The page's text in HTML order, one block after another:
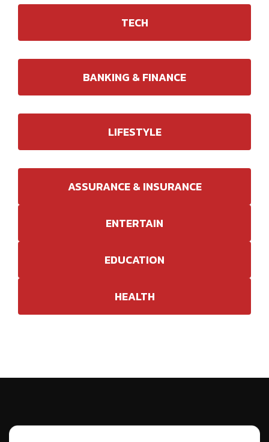
TECH
BANKING & FINANCE
LIFESTYLE
ASSURANCE & INSURANCE
ENTERTAIN
EDUCATION
HEALTH